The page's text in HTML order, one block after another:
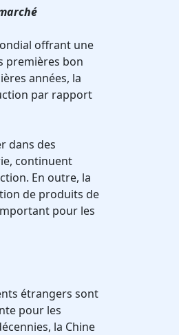
offrant une
premières bon
années, la
par rapport
dans des
continuent
En outre, la
de produits de
pour les
étrangers sont
pour les
la Chine